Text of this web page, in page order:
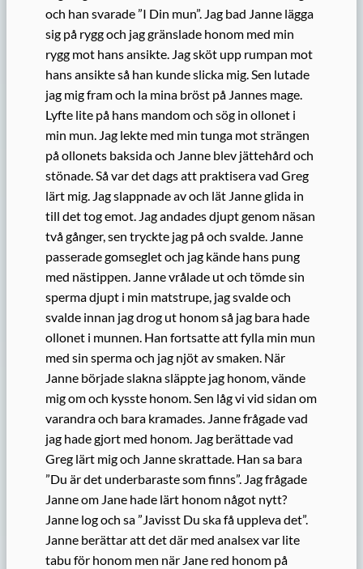
och han svarade ”I Din mun”. Jag bad Janne lägga
sig på rygg och jag gränslade honom med min
rygg mot hans ansikte. Jag sköt upp rumpan mot
hans ansikte så han kunde slicka mig. Sen lutade
jag mig fram och la mina bröst på Jannes mage.
Lyfte lite på hans mandom och sög in ollonet i
min mun. Jag lekte med min tunga mot strängen
på ollonets baksida och Janne blev jättehård och
stönade. Så var det dags att praktisera vad Greg
lärt mig. Jag slappnade av och lät Janne glida in
till det tog emot. Jag andades djupt genom näsan
två gånger, sen tryckte jag på och svalde. Janne
passerade gomseglet och jag kände hans pung
med nästippen. Janne vrålade ut och tömde sin
sperma djupt i min matstrupe, jag svalde och
svalde innan jag drog ut honom så jag bara hade
ollonet i munnen. Han fortsatte att fylla min mun
med sin sperma och jag njöt av smaken. När
Janne började slakna släppte jag honom, vände
mig om och kysste honom. Sen låg vi vid sidan om
varandra och bara kramades. Janne frågade vad
jag hade gjort med honom. Jag berättade vad
Greg lärt mig och Janne skrattade. Han sa bara
”Du är det underbaraste som finns”. Jag frågade
Janne om Jane hade lärt honom något nytt?
Janne log och sa ”Javisst Du ska få uppleva det”.
Janne berättar att det där med analsex var lite
tabu för honom men när Jane red honom på